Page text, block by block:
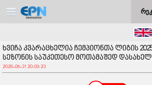
ხვიჩა კვარაცხელია ჩემპიონთა ლიგის
სეზონის საუკეთესო მოთამაშედ
2026-05-31 20:09:23